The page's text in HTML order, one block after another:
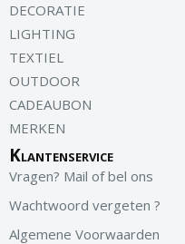
DECORATIE
LIGHTING
TEXTIEL
OUTDOOR
CADEAUBON
MERKEN
Klantenservice
Vragen? Mail of bel ons
Wachtwoord vergeten ?
Algemene Voorwaarden